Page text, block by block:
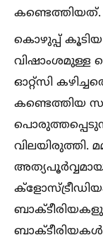
കണ്ടെത്തിയത്.
കൊഴുപ്പ് കൂടിയ
വിഷാംശമുള്ള
ഓറ്റ്‌സി
കണ്ടെത്തിയ
വിലയിരുത്തി.